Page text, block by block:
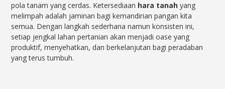
pola tanam yang cerdas. Ketersediaan hara tanah yang
melimpah adalah jaminan bagi kemandirian pangan kita
semua. Dengan langkah sederhana namun konsisten ini,
setiap jengkal lahan pertanian akan menjadi oase yang
produktif, menyehatkan, dan berkelanjutan bagi peradaban
yang terus tumbuh.